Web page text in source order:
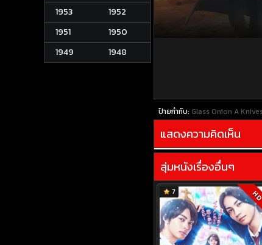
1953
1952
1951
1950
1949
1948
ป้ายกำกับ: Glass Onion A
แสดงความคิดเห็น
สุ่มหนังเรื่องอื่นๆ
7